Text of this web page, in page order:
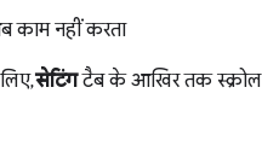
काम नहीं करता
सेटिंगटैब के आखिर तक